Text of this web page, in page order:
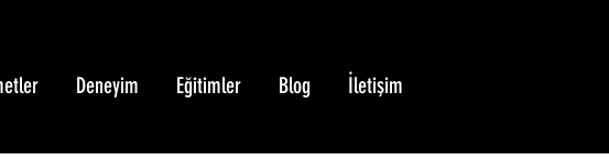
Deneyim Eğitimler Blog İletişim